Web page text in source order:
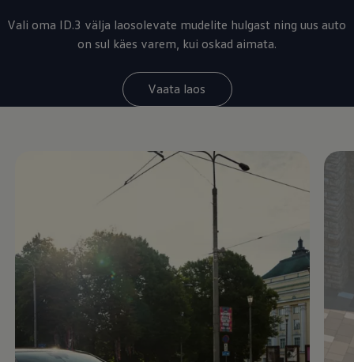
Vali oma ID.3 välja laosolevate mudelite hulgast ning uus auto
on sul käes varem, kui oskad aimata.
Vaata laos